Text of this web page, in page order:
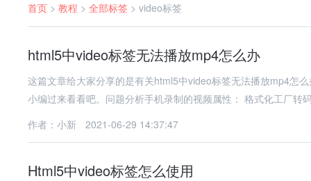
首页 > 教程 > 全部标签 > video标签
html5中video标签无法播放mp4怎么办
这篇文章给大家分享的是有关html5中video标签无法播放mp4怎
小编过来看看吧。问题分析手机录制的视频属性： 格式化工厂转
作者：小新
2021-06-29 14:37:47
Html5中video标签怎么使用